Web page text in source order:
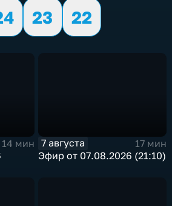
23
22
14 мин
7 августа
17 мин
Эфир от 07.08.2026 (21:10)